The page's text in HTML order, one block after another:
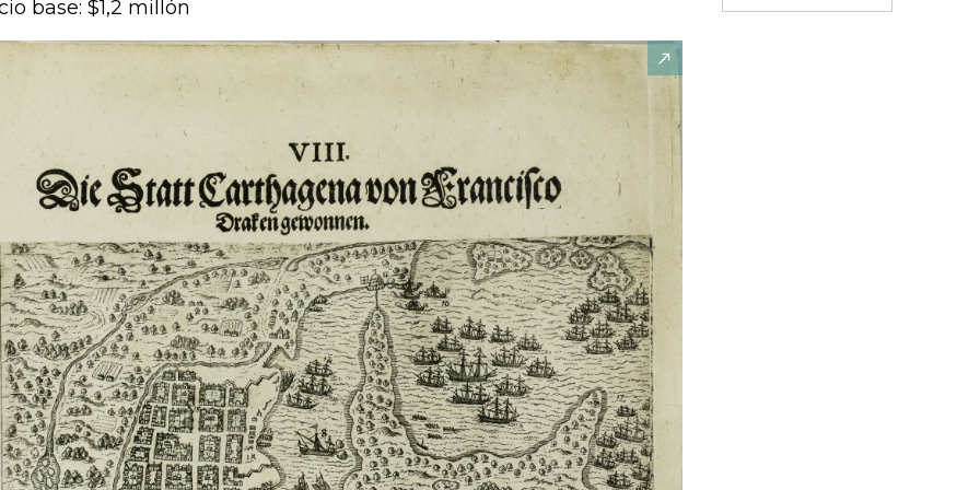
base: $1,2 millón